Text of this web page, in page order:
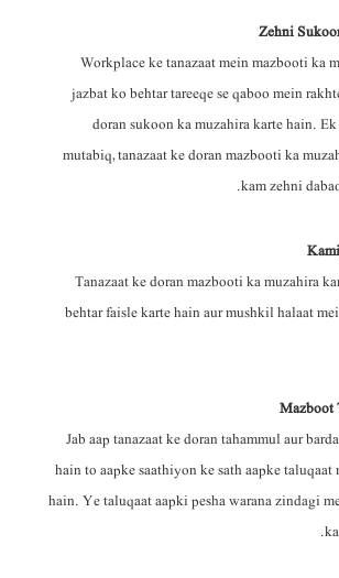
Zehni
Workplace ke tanazaat mein mazbooti ka
jazbat ko behtar tareeqe se qaboo mein
doran sukoon ka muzahira karte hain.
mutabiq, tanazaat ke doran mazbooti ka
kam zehni
Tanazaat ke doran mazbooti ka muzahira
behtar faisle karte hain aur mushkil halaat
Mazboot
Jab aap tanazaat ke doran tahammul aur
hain to aapke saathiyon ke sath aapke taluqaat
hain. Ye taluqaat aapki pesha warana zindagi